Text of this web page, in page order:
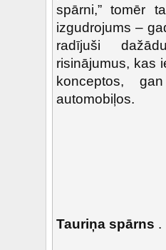
spārni,” tomēr
izgudrojums –
radījuši
risinājumus, kas
konceptos,
automobiļos.
Tauriņa spārns .